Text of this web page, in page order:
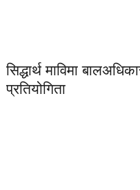
सिद्धार्थ माविमा
प्रतियोगिता